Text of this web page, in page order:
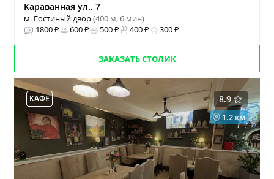
Караванная ул., 7
м. Гостиный двор(400 м, 6 мин)
1800 ₽
600 ₽ 500 ₽ 400 ₽ 300 ₽
ЗАКАЗАТЬ СТОЛИК
8.9
КАФЕ
1.2 км